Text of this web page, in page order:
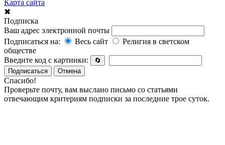
Карта сайта
✖
Подписка
Ваш адрес электронной почты
Подписаться на:
Весь сайт
Религия в светском
обществе
Введите код с картинки:
🔄
Подписаться
Отмена
Спасибо!
Проверьте почту, вам выслано письмо со статьями
отвечающим критериям подписки за последние трое суток.